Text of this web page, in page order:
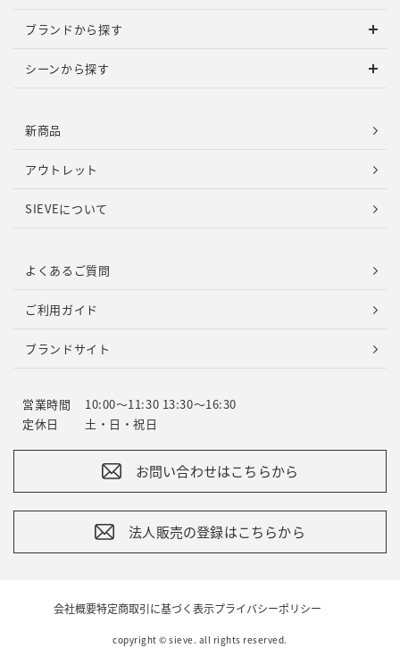
ブランドから探す
シーンから探す
新商品
アウトレット
SIEVEについて
よくあるご質問
ご利用ガイド
ブランドサイト
営業時間
10:00～11:30 13:30～16:30
定休日
土・日・祝日
お問い合わせはこちらから
法人販売の登録はこちらから
会社概要特定商取引に基づく表示プライバシーポリシー
copyright © sieve. all rights reserved.